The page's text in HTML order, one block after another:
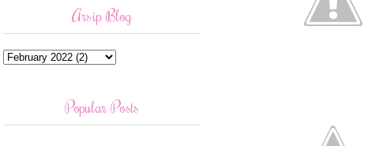
Arsip Blog
Popular Posts